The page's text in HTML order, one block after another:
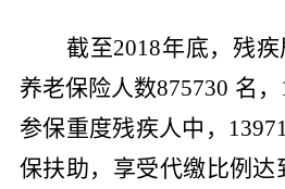
截至2018年底，残
养老保险人数875730 名，
参保重度残疾人中，
保扶助，享受代缴比例达